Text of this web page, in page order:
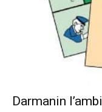
Darmanin